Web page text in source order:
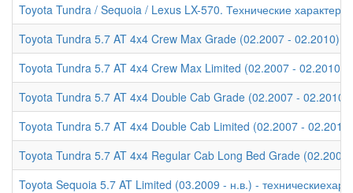
Toyota Tundra / Sequoia / Lexus LX-570. Технические
Toyota Tundra 5.7 AT 4x4 Crew Max Grade (02.2007 - 02.2010) -
Toyota Tundra 5.7 AT 4x4 Crew Max Limited (02.2007 - 02.2010) -
Toyota Tundra 5.7 AT 4x4 Double Cab Grade (02.2007 - 02.2010)
Toyota Tundra 5.7 AT 4x4 Double Cab Limited (02.2007 - 02.2010)
Toyota Tundra 5.7 AT 4x4 Regular Cab Long Bed Grade (02.2007
Toyota Sequoia 5.7 AT Limited (03.2009 - н.в.) -